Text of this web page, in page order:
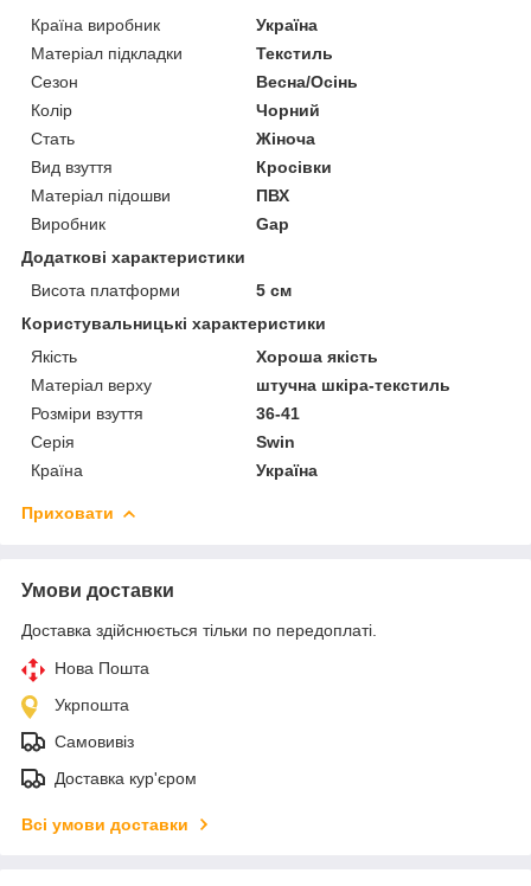
Країна виробник
Україна
Матеріал підкладки
Текстиль
Сезон
Весна/Осінь
Колір
Чорний
Стать
Жіноча
Вид взуття
Кросівки
Матеріал підошви
ПВХ
Виробник
Gap
Додаткові характеристики
Висота платформи
5 см
Користувальницькі характеристики
Якість
Хороша якість
Матеріал верху
штучна шкіра-текстиль
Розміри взуття
36-41
Серія
Swin
Країна
Україна
Приховати
Умови доставки
Доставка здійснюється тільки по передоплаті.
Нова Пошта
Укрпошта
Самовивіз
Доставка кур'єром
Всі умови доставки